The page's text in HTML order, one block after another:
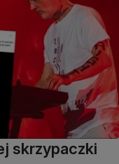
skrzypaczki